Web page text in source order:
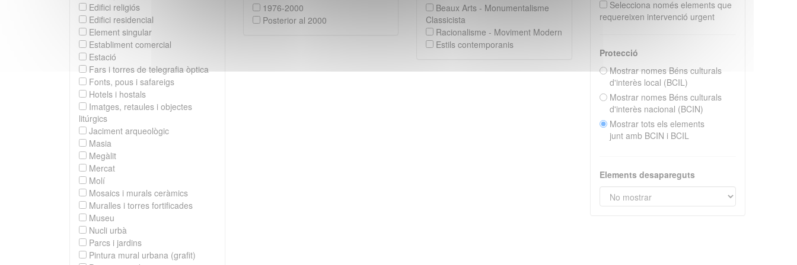
Edifici religiós
Edifici residencial
Element singular
Establiment comercial
Estació
Fars i torres de telegrafia òptica
Fonts, pous i safareigs
Hotels i hostals
Imatges, retaules i objectes
litúrgics
Jaciment arqueològic
Masia
Megàlit
Mercat
Molí
Mosaics i murals ceràmics
Muralles i torres fortificades
Museu
Nucli urbà
Parcs i jardins
Pintura mural urbana (grafit)
1976-2000
Posterior al 2000
Beaux Arts - Monumentalisme
Classicista
Racionalisme - Moviment Modern
Estils contemporanis
Selecciona només elements que
requereixen intervenció urgent
Protecció
Mostrar nomes Béns culturals
d'interès local (BCIL)
Mostrar nomes Béns culturals
d'interès nacional (BCIN)
Mostrar tots els elements
junt amb BCIN i BCIL
Elements desapareguts